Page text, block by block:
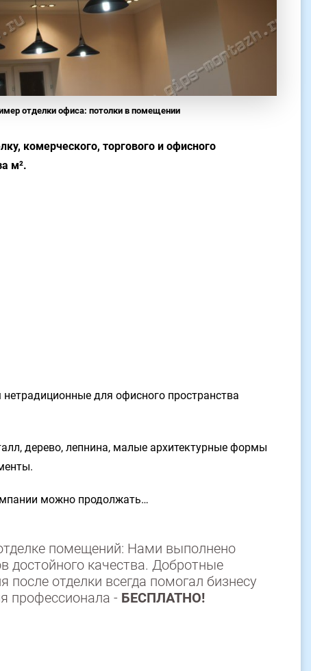
отделки офиса: потолки в помещении
комерческого, торгового и офисного
м².
для офисного пространства
дерево, лепнина, малые архитектурные формы
можно продолжать…
помещений: Нами выполнено
достойного качества. Добротные
отделки всегда помогал бизнесу
профессионала - БЕСПЛАТНО!